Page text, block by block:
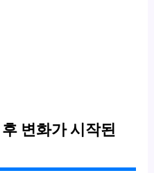
변화가 시작된